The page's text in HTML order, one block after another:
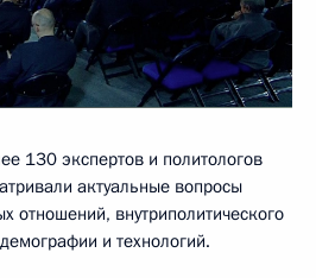
130 экспертов и политологов
актуальные вопросы
отношений, внутриполитического
и технологий.